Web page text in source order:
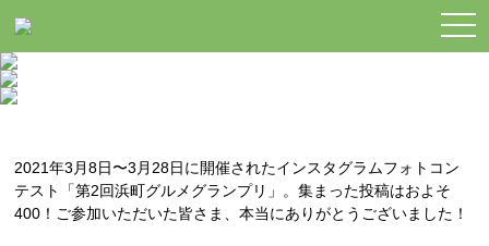
2021年3月8日〜3月28日に開催されたインスタグラムフォトコン
テスト「第2回浜町グルメグランプリ」。集まった投稿はおよそ
400！ご参加いただいた皆さま、本当にありがとうございました！